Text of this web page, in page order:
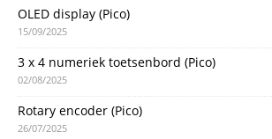
OLED display (Pico)
15/09/2025
3 x 4 numeriek toetsenbord (Pico)
02/08/2025
Rotary encoder (Pico)
26/07/2025